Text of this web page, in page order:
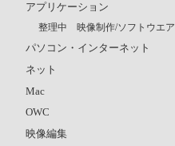
アプリケーション
整理中 映像制作/ソフトウエア
パソコン・インターネット
ネット
Mac
OWC
映像編集